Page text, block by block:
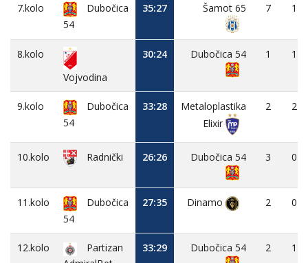
7.kolo
Dubočica
54
35:27 Šamot 65 7 1
8.kolo
Vojvodina
30:24 Dubočica 54 1 1
9.kolo
Dubočica
54
33:28
Metaloplastika
Elixir
2 2
10.kolo Radnički 26:26 Dubočica 54 3 0
11.kolo
Dubočica
54
27:35 Dinamo 2 0
12.kolo
Partizan
33:29 Dubočica 54 2 1